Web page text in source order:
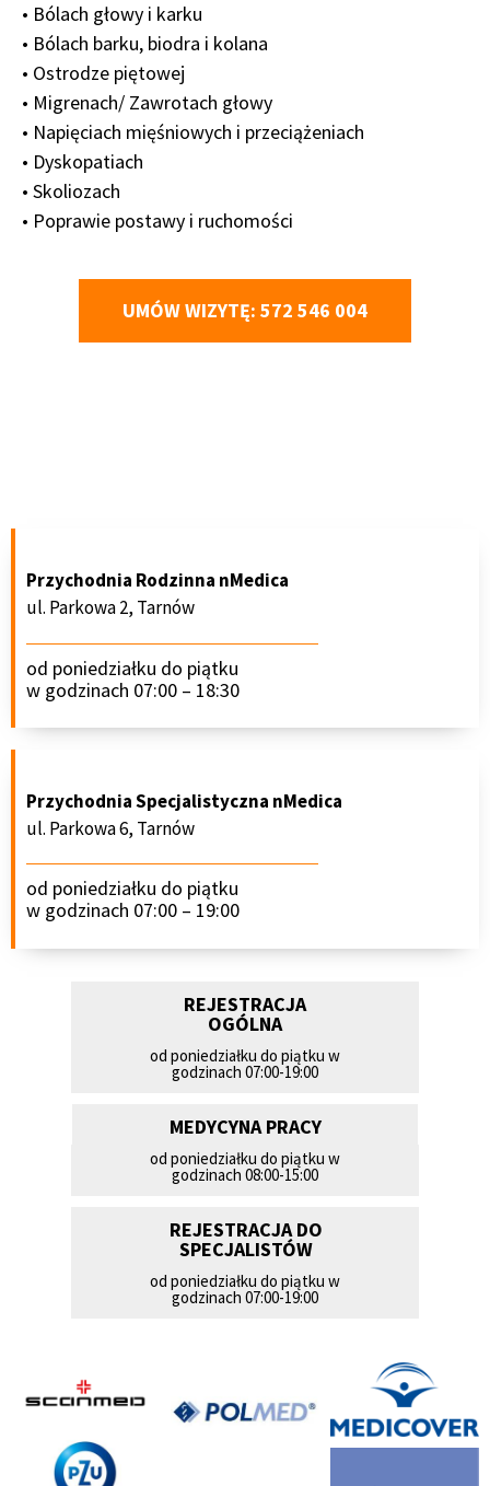
• Bólach głowy i karku
• Bólach barku, biodra i kolana
• Ostrodze piętowej
• Migrenach/ Zawrotach głowy
• Napięciach mięśniowych i przeciążeniach
• Dyskopatiach
• Skoliozach
• Poprawie postawy i ruchomości
UMÓW WIZYTĘ: 572 546 004
Przychodnia Rodzinna nMedica
ul. Parkowa 2, Tarnów
od poniedziałku do piątku
w godzinach 07:00 – 18:30
Przychodnia Specjalistyczna nMedica
ul. Parkowa 6, Tarnów
od poniedziałku do piątku
w godzinach 07:00 – 19:00
REJESTRACJA
OGÓLNA
od poniedziałku do piątku w
godzinach 07:00-19:00
MEDYCYNA PRACY
od poniedziałku do piątku w
godzinach 08:00-15:00
REJESTRACJA DO
SPECJALISTÓW
od poniedziałku do piątku w
godzinach 07:00-19:00